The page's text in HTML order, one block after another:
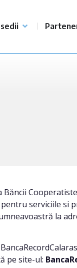
serviciile si
la
pe site-ul: